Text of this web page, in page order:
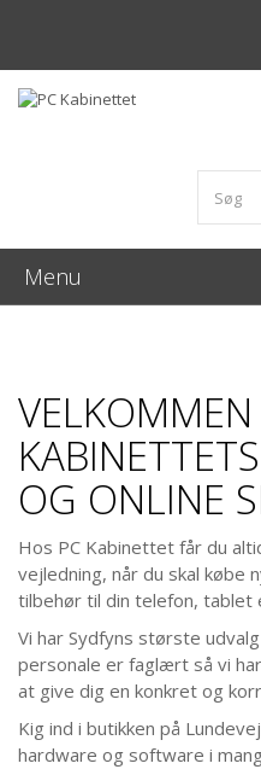
Menu
OG ONLINE
Hos PC Kabinettet får du
vejledning, når du skal købe
tilbehør til din telefon, tablet
Vi har Sydfyns største
personale er faglært så vi
at give dig en konkret og
Kig ind i butikken på
hardware og software i